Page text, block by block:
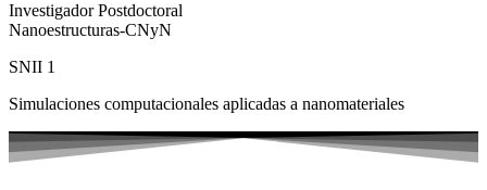
Investigador Postdoctoral
Nanoestructuras-CNyN
SNII 1
Simulaciones computacionales aplicadas a nanomateriales